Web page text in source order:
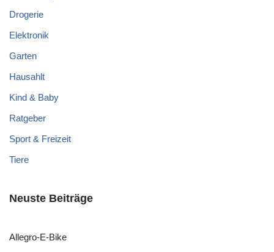
Drogerie
Elektronik
Garten
Hausahlt
Kind & Baby
Ratgeber
Sport & Freizeit
Tiere
Neuste Beiträge
Allegro-E-Bike